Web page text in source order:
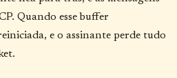
Quando esse buffer
e o assinante perde tudo